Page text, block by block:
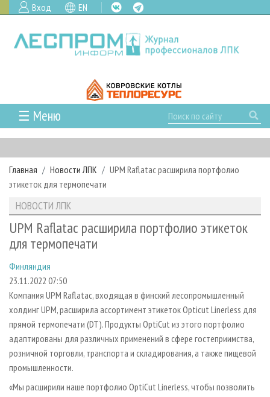
Вход EN
☰ Меню
ГЛАВНАЯ
РУБРИКИ И ТЕМЫ
РУБРИКИ ЖУРНАЛА
ЛЕСОЗАГОТОВКА
ЛЕСОПИЛЕНИЕ
СУШКА ДРЕВЕСИНЫ
ПРОИЗВОДСТВО ДРЕВЕСНЫХ ПЛИТ
ДЕРЕВЯННОЕ ДОМОСТРОЕНИЕ
ПРОИЗВОДСТВО МЕБЕЛИ
БИОЭНЕРГЕТИКА
НОВОСТИ
НОВОСТИ ЛПК
НОВОСТИ ЖУРНАЛА
ПРОЕКТЫ ЛПИ
АНАЛИТИКА
ПРЕДПРИЯТИЯ ЛПК
ПЕРСОНЫ
МОБИЛЬНЫЕ ВЫСТАВКИ
ОФИЦИАЛЬНЫЕ ДЕЛЕГАЦИИ
ПРИОРИТЕТНЫЕ ИНВЕСТПРОЕКТЫ
RUSSIAN FORESTRY REVIEW
АРХИВ
АРХИВ ЖУРНАЛОВ
О ЖУРНАЛЕ
КОНТАКТЫ
РЕКЛАМОДАТЕЛЯМ
РЕКЛАМА
РЕКЛАМА НА САЙТЕ
Главная Новости ЛПК
UPM Raflatac расширила портфолио
этикеток для термопечати
НОВОСТИ ЛПК
UPM Raflatac расширила портфолио этикеток
для термопечати
Финляндия
23.11.2022 07:50
Компания UPM Raflatac, входящая в финский лесопромышленный
холдинг UPM, расширила ассортимент этикеток Opticut Linerless для
прямой термопечати (DT). Продукты OptiCut из этого портфолио
адаптированы для различных применений в сфере гостеприимства,
розничной торговли, транспорта и складирования, а также пищевой
промышленности.
«Мы расширили наше портфолио OptiCut Linerless, чтобы позволить